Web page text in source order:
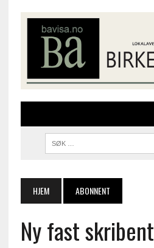
HJEM ABONNENT
Ny fast skribent